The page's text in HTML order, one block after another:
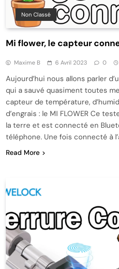
Non Classé
Mi flower, le capteur
Maxime B 6 Avril 2023 0
Aujourd’hui nous allons parler
qui a sauvé quasiment toutes
capteur de température,
d’engrais : le MI FLOWER Ce
la terre et est connecté en
téléphone. Une fois connecté à
Read More